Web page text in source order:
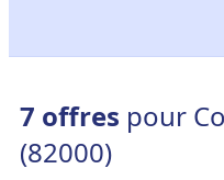
7 offres pour
(82000)